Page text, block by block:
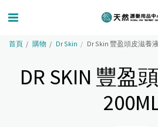
首頁 購物 Dr Skin Dr Skin 豐盈頭皮滋養
DR SKIN 豐盈